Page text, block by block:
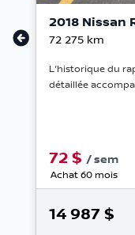
2018 Nissan
72 275 km
L'historique du
détaillée
72 $ / sem
Achat 60 mois
14 987 $